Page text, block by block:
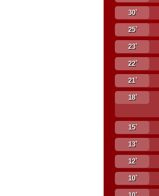
30`
25`
23`
22`
21`
18`
15`
13`
12`
10`